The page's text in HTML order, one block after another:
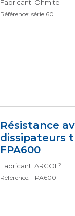
Fabricant: Ohmite
Référence: série 60
Résistance
dissipateurs
FPA600
Fabricant: ARCOL²
Référence: FPA600